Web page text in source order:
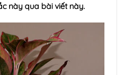
này qua bài viết này.